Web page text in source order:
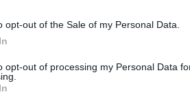
opt-out of the Sale of my Personal Data.
opt-out of processing my Personal Data